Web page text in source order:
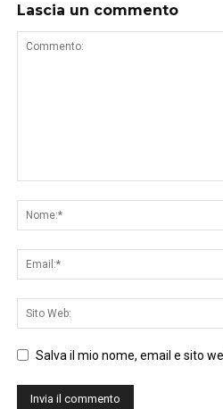
Lascia un commento
Salva il mio nome, email e sito